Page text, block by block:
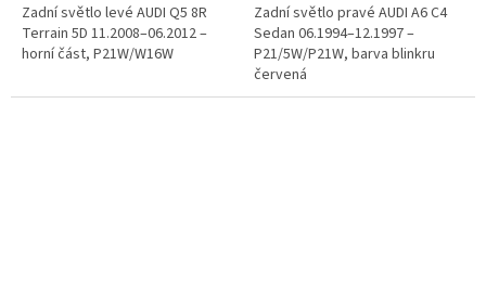
Zadní světlo levé AUDI Q5 8R
Terrain 5D 11.2008–06.2012 –
horní část, P21W/W16W
Zadní světlo pravé AUDI A6 C4
Sedan 06.1994–12.1997 –
P21/5W/P21W, barva blinkru
červená